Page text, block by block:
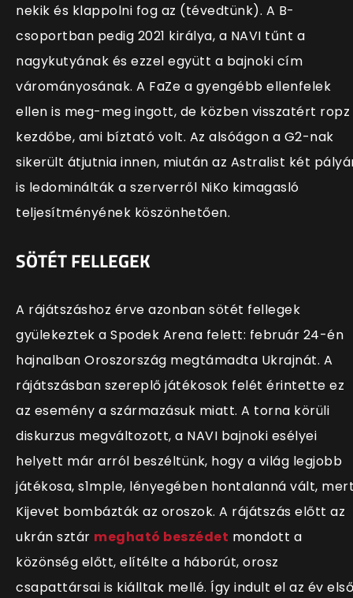
nekik és klappolni fog az (tévedtünk). A B-
csoportban pedig 2021 királya, a NAVI tűnt a
nagykutyának és ezzel együtt a bajnoki cím
várományosának. A FaZe a gyengébb ellenfelek
ellen is meg-meg ingott, de közben visszatért ropz
kezdőbe, ami bíztató volt. Az alsóágon a G2-nak
sikerült átjutnia innen, miután az Astralist két
is ledominálták a szerverről NiKo kimagasló
teljesítményének köszönhetően.
SÖTÉT FELLEGEK
A rájátszáshoz érve azonban sötét fellegek
gyülekeztek a Spodek Arena felett: február 24-én
hajnalban Oroszország megtámadta Ukrajnát. A
rájátszásban szereplő játékosok felét érintette ez
az esemény a származásuk miatt. A torna körüli
diskurzus megváltozott, a NAVI bajnoki esélyei
helyett már arról beszéltünk, hogy a világ legjobb
játékosa, s1mple, lényegében hontalanná vált,
Kijevet bombázták az oroszok. A rájátszás előtt az
ukrán sztár megható beszédet mondott a
közönség előtt, elítélte a háborút, orosz
csapattársai is kiálltak mellé. Így indult el az év első